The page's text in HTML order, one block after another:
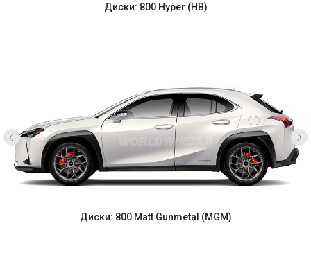
Диски: 800 Hyper (HB)
Диски: 800 Matt Gunmetal (MGM)